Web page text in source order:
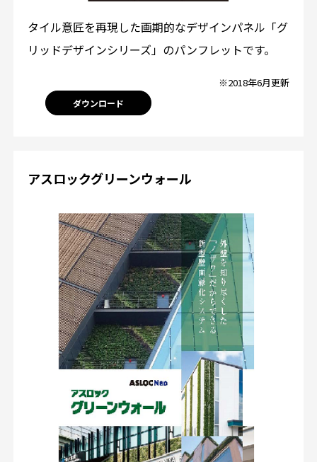
タイル意匠を再現した画期的なデザインパネル「グ
リッドデザインシリーズ」のパンフレットです。
※2018年6月更新
ダウンロード
アスロックグリーンウォール